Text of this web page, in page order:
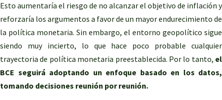
Esto aumentaría el riesgo de no alcanzar el objetivo de inflación y
reforzaría los argumentos a favor de un mayor endurecimiento de
la política monetaria. Sin embargo, el entorno geopolítico sigue
siendo muy incierto, lo que hace poco probable cualquier
trayectoria de política monetaria preestablecida. Por lo tanto, el
BCE seguirá adoptando un enfoque basado en los datos,
tomando decisiones reunión por reunión.